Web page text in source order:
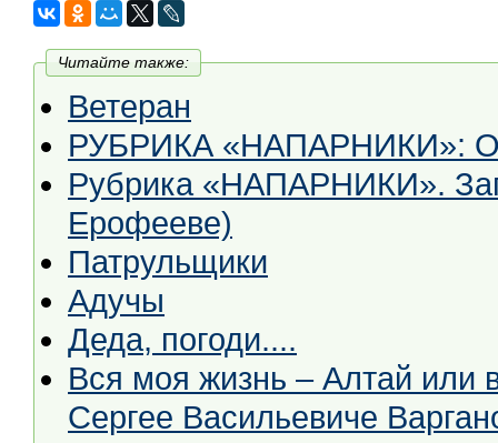
Читайте также:
Ветеран
РУБРИКА «НАПАРНИКИ»:
Рубрика «НАПАРНИКИ».
Ерофееве)
Патрульщики
Адучы
Деда, погоди....
Вся моя жизнь – Алтай или
Сергее Васильевиче